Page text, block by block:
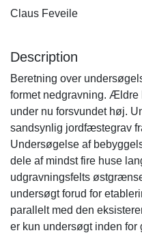
Claus Feveile
Description
Beretning over
formet nedgravning. Ældre
under nu forsvundet høj.
sandsynlig jordfæstegrav
Undersøgelse af
dele af mindst fire huse
udgravningsfelts
undersøgt forud for
parallelt med den
er kun undersøgt inden for